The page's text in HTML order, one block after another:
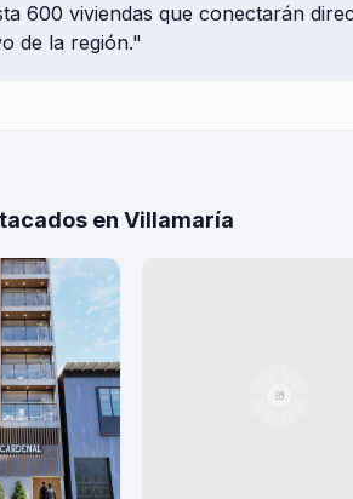
600 viviendas que conectarán
de la región."
en Villamaría